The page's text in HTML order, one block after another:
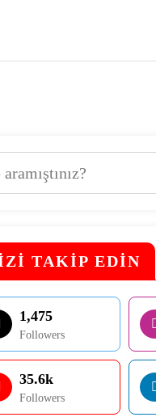
TAKİP EDİN
1,475
Followers
35.6k
Followers